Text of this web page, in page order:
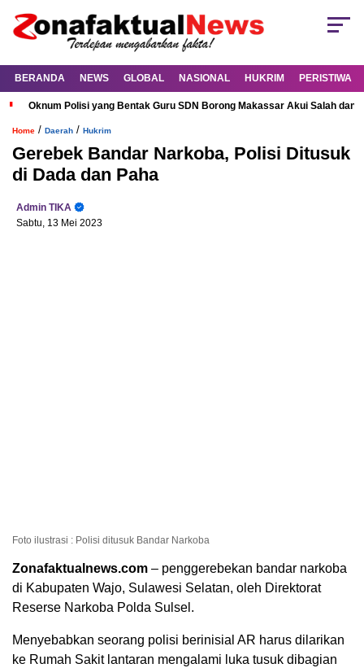
BERANDA NEWS GLOBAL NASIONAL HUKRIM PERISTIWA
Oknum Polisi yang Bentak Guru SDN Borong Makassar Akui Salah dan
Home / Daerah / Hukrim
Gerebek Bandar Narkoba, Polisi Ditusuk
di Dada dan Paha
Admin TIKA
Sabtu, 13 Mei 2023
Foto ilustrasi : Polisi ditusuk Bandar Narkoba
Zonafaktualnews.com – penggerebekan bandar narkoba
di Kabupaten Wajo, Sulawesi Selatan, oleh Direktorat
Reserse Narkoba Polda Sulsel.
Menyebabkan seorang polisi berinisial AR harus dilarikan
ke Rumah Sakit lantaran mengalami luka tusuk dibagian